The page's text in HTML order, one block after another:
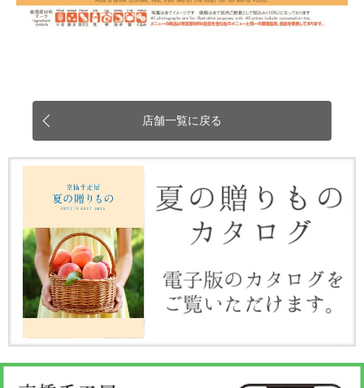
店舗一覧に戻る